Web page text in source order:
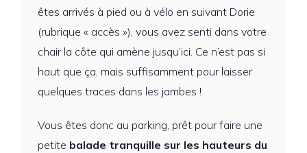
êtes arrivés à pied ou à vélo en suivant Dorie
(rubrique « accès »), vous avez senti dans votre
chair la côte qui amène jusqu’ici. Ce n’est pas si
haut que ça, mais suffisamment pour laisser
quelques traces dans les jambes !
Vous êtes donc au parking, prêt pour faire une
petite balade tranquille sur les hauteurs du